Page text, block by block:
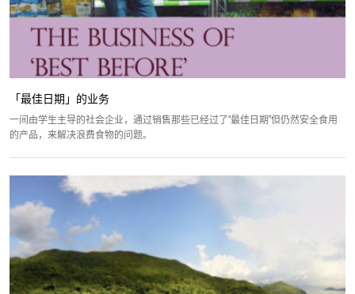
「最佳日期」的业务
一间由学生主导的社会企业，通过销售那些已经过了“最佳日期”但仍然安全食用
的产品，来解决浪费食物的问题。